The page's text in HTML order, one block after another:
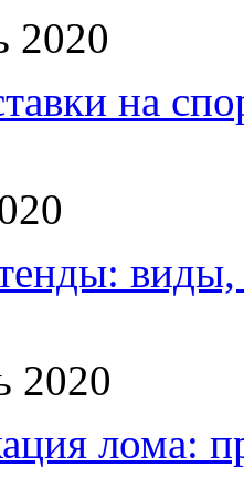
2020
на
виды,
2020
лома: